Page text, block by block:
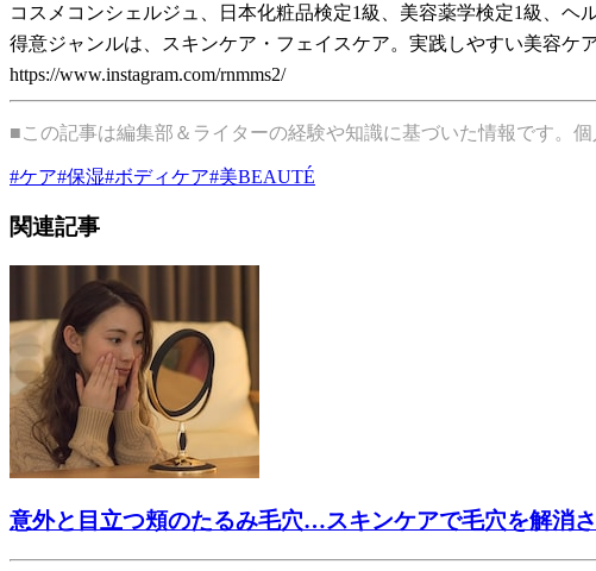
コスメコンシェルジュ、日本化粧品検定1級、美容薬学検定1級、ヘ
得意ジャンルは、スキンケア・フェイスケア。実践しやすい美容ケ
https://www.instagram.com/rnmms2/
■この記事は編集部＆ライターの経験や知識に基づいた情報です。
#ケア#保湿#ボディケア#美BEAUTÉ
関連記事
意外と目立つ頬のたるみ毛穴…スキンケアで毛穴を解消